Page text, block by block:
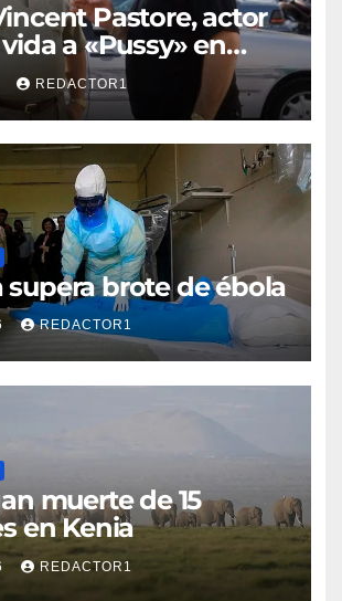
Pastore, actor
a «Pussy» en
REDACTOR1
supera brote de ébola
REDACTOR1
muerte de 15
en Kenia
REDACTOR1